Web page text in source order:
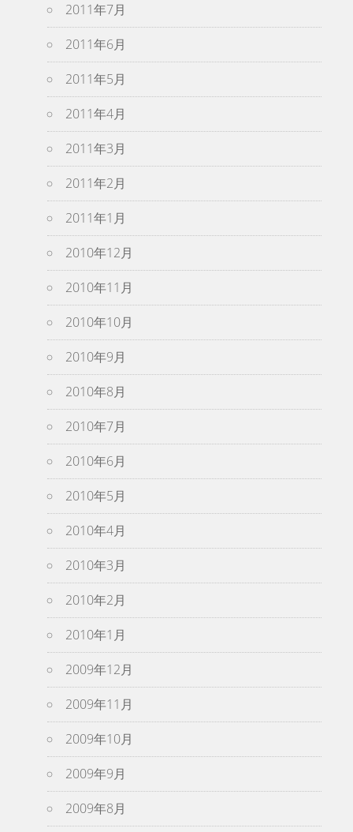
2011年7月
2011年6月
2011年5月
2011年4月
2011年3月
2011年2月
2011年1月
2010年12月
2010年11月
2010年10月
2010年9月
2010年8月
2010年7月
2010年6月
2010年5月
2010年4月
2010年3月
2010年2月
2010年1月
2009年12月
2009年11月
2009年10月
2009年9月
2009年8月